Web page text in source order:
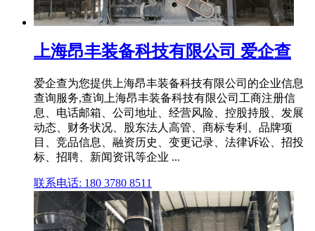
上海昂丰装备科技有限公司 爱企查
爱企查为您提供上海昂丰装备科技有限公司的企业信息
查询服务,查询上海昂丰装备科技有限公司工商注册信
息、电话邮箱、公司地址、经营风险、控股持股、发展
动态、财务状况、股东法人高管、商标专利、品牌项
目、竞品信息、融资历史、变更记录、法律诉讼、招投
标、招聘、新闻资讯等企业 ...
联系电话: 180 3780 8511